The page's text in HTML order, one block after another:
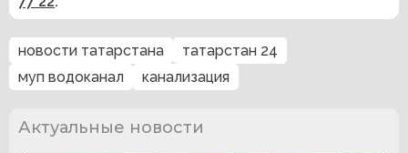
новости татарстана
татарстан 24
муп водоканал
канализация
Актуальные новости